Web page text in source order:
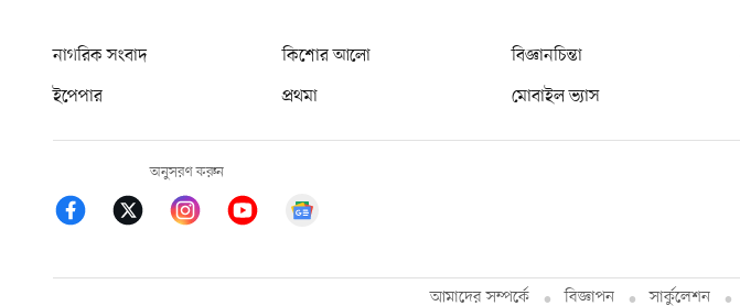
নাগরিক সংবাদ কিশোর আলো বিজ্ঞানচিন্তা
ইপেপার
প্রথমা মোবাইল ভ্যাস
অনুসরণ করুন
আমাদের সম্পর্কে বিজ্ঞাপন সার্কুলেশন